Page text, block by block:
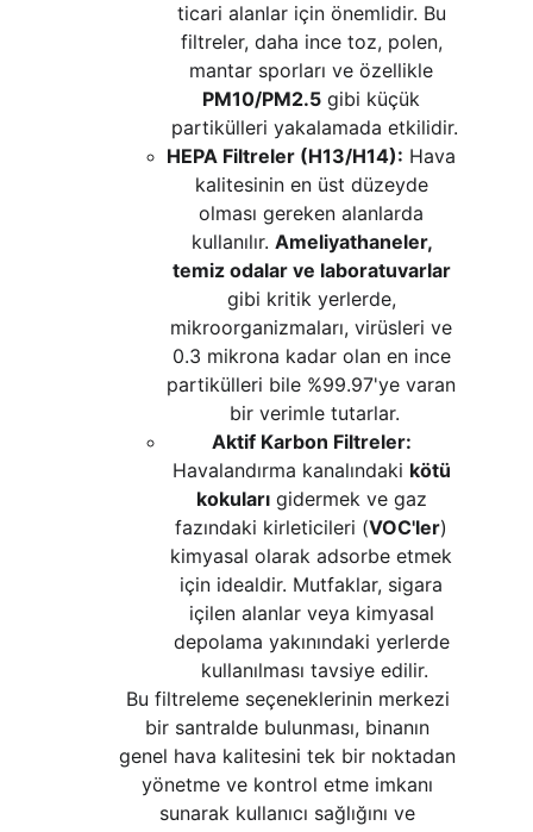
ticari alanlar için önemlidir. Bu
filtreler, daha ince toz, polen,
mantar sporları ve özellikle
PM10/PM2.5 gibi küçük
partikülleri yakalamada etkilidir.
HEPA Filtreler (H13/H14): Hava
kalitesinin en üst düzeyde
olması gereken alanlarda
kullanılır. Ameliyathaneler,
temiz odalar ve laboratuvarlar
gibi kritik yerlerde,
mikroorganizmaları, virüsleri ve
0.3 mikrona kadar olan en ince
partikülleri bile %99.97'ye varan
bir verimle tutarlar.
Aktif Karbon Filtreler:
Havalandırma kanalındaki kötü
kokuları gidermek ve gaz
fazındaki kirleticileri (VOC'ler)
kimyasal olarak adsorbe etmek
için idealdir. Mutfaklar, sigara
içilen alanlar veya kimyasal
depolama yakınındaki yerlerde
kullanılması tavsiye edilir.
Bu filtreleme seçeneklerinin merkezi
bir santralde bulunması, binanın
genel hava kalitesini tek bir noktadan
yönetme ve kontrol etme imkanı
sunarak kullanıcı sağlığını ve